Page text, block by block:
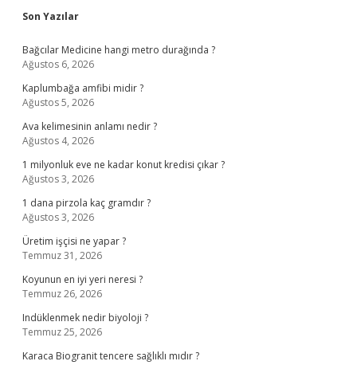
Sidebar
Son Yazılar
Bağcılar Medicine hangi metro durağında ?
Ağustos 6, 2026
Kaplumbağa amfibi midir ?
Ağustos 5, 2026
Ava kelimesinin anlamı nedir ?
Ağustos 4, 2026
1 milyonluk eve ne kadar konut kredisi çıkar ?
Ağustos 3, 2026
1 dana pirzola kaç gramdır ?
Ağustos 3, 2026
Üretim işçisi ne yapar ?
Temmuz 31, 2026
Koyunun en iyi yeri neresi ?
Temmuz 26, 2026
Indüklenmek nedir biyoloji ?
Temmuz 25, 2026
Karaca Biogranit tencere sağlıklı mıdır ?